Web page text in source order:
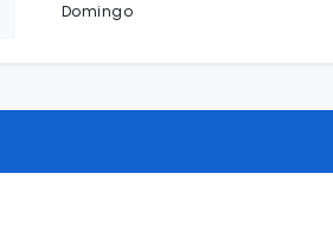
Domingo